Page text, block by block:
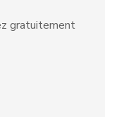
gratuitement